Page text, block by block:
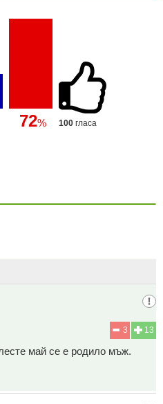
72% 100 гласа
13
3
май се е родило мъж.